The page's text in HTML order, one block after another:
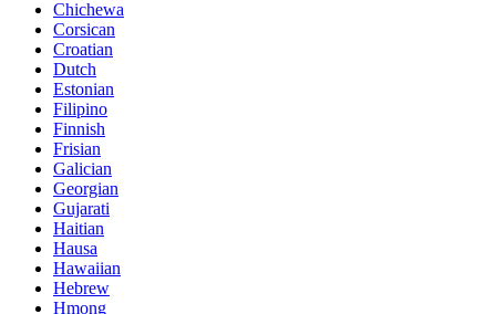
Chichewa
Corsican
Croatian
Dutch
Estonian
Filipino
Finnish
Frisian
Galician
Georgian
Gujarati
Haitian
Hausa
Hawaiian
Hebrew
Hmong